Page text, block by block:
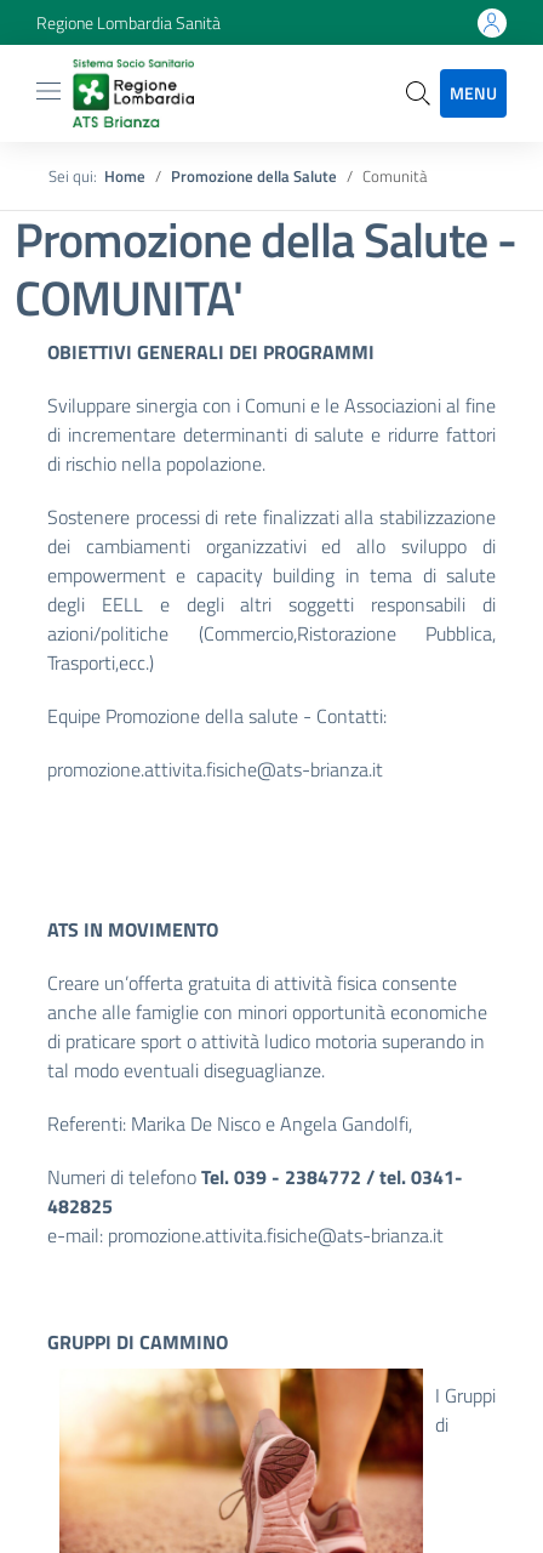
Regione Lombardia Sanità
MENU
Sei qui: Home Promozione della Salute Comunità
Promozione della Salute -
COMUNITA'
OBIETTIVI GENERALI DEI PROGRAMMI
Sviluppare sinergia con i Comuni e le Associazioni al fine
di incrementare determinanti di salute e ridurre fattori
di rischio nella popolazione.
Sostenere processi di rete finalizzati alla stabilizzazione
dei cambiamenti organizzativi ed allo sviluppo di
empowerment e capacity building in tema di salute
degli EELL e degli altri soggetti responsabili di
azioni/politiche (Commercio,Ristorazione Pubblica,
Trasporti,ecc.)
Equipe Promozione della salute - Contatti:
promozione.attivita.fisiche@ats-brianza.it
ATS IN MOVIMENTO
Creare un’offerta gratuita di attività fisica consente
anche alle famiglie con minori opportunità economiche
di praticare sport o attività ludico motoria superando in
tal modo eventuali diseguaglianze.
Referenti: Marika De Nisco e Angela Gandolfi,
Numeri di telefonoTel. 039 - 2384772 /tel. 0341-
482825
e-mail: promozione.attivita.fisiche@ats-brianza.it
GRUPPI DI CAMMINO
I Gruppi
di